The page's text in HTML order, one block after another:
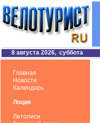
8 августа 2026, суббота
Главная
Новости
Календарь
Лоция
Летописи